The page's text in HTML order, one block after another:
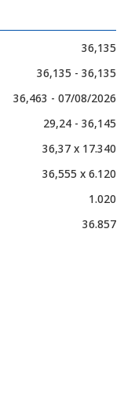
36,135
36,135 - 36,135
36,463 - 07/08/2026
29,24 - 36,145
36,37 x 17.340
36,555 x 6.120
1.020
36.857